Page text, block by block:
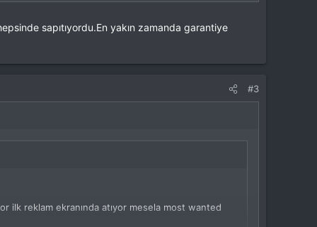
sapıtıyordu.En yakın zamanda garantiye
#3
ilk reklam ekranında atıyor mesela most wanted